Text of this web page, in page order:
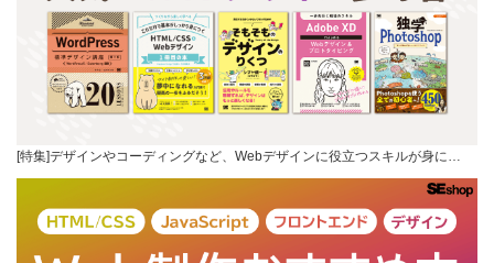
[特集]デザインやコーディングなど、Webデザインに役立つスキルが身に…